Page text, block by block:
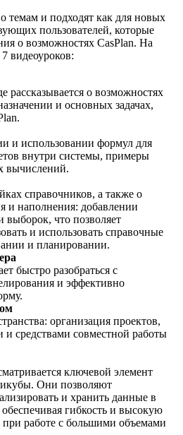
темам и подходят как для новых
пользователей, которые
о возможностях CasPlan. На
видеоуроков:
рассказывается о возможностях
и основных задачах,
и использовании формул для
внутри системы, примеры
вычислений.
справочников, а также о
и наполнения: добавлении
выборок, что позволяет
и использовать справочные
и планировании.
быстро разобраться с
и эффективно
организация проектов,
и средствами совместной работы
ключевой элемент
Они позволяют
и хранить данные в
гибкость и высокую
при работе с большими объемами